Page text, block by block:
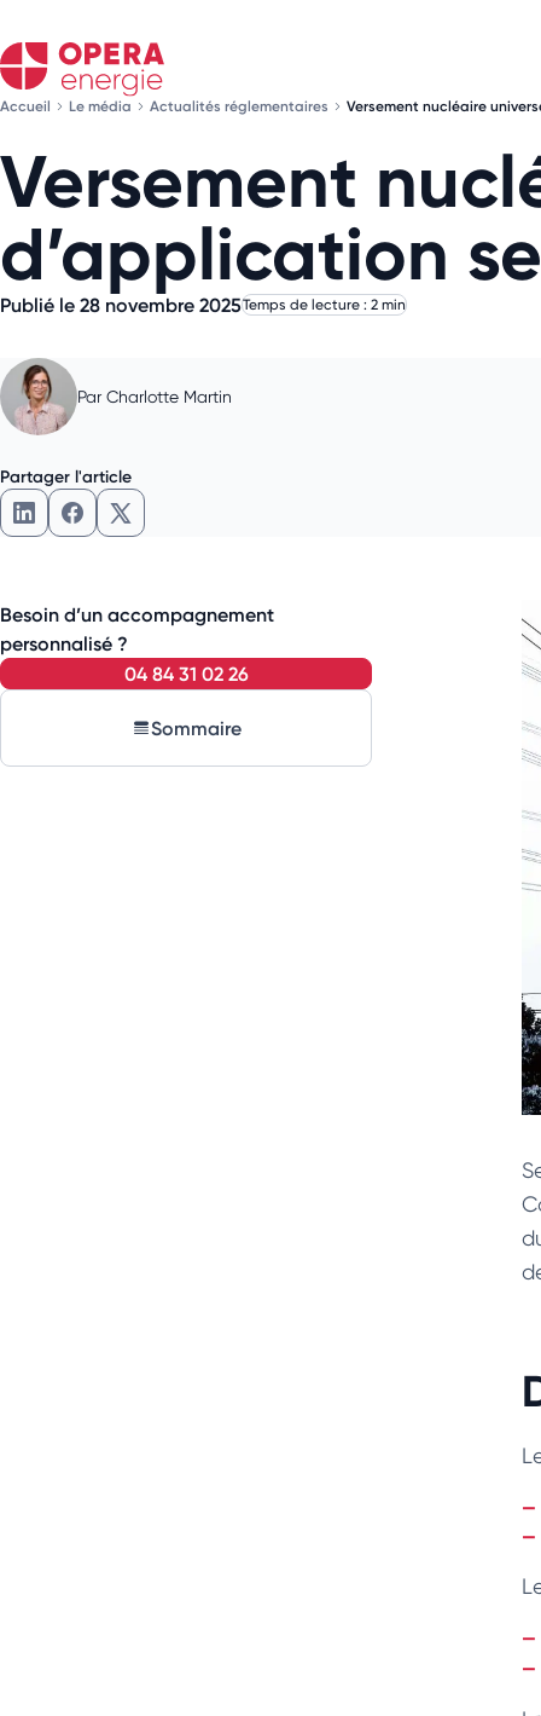
Accueil Le média Actualités réglementaires Versement nucléaire
Versement
d’application
Publié le 28 novembre 2025Temps de lecture : 2 min
Par Charlotte Martin
Partager l'article
Besoin d’un accompagnement
personnalisé ?
04 84 31 02 26
Sommaire